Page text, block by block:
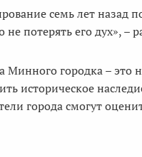
семь лет назад
не потерять его дух», –
Минного городка –
историческое
города смогут